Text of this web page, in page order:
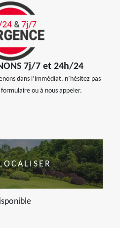
7j/7 et 24h/24
dans l’immédiat, n’hésitez pas
ou à nous appeler.